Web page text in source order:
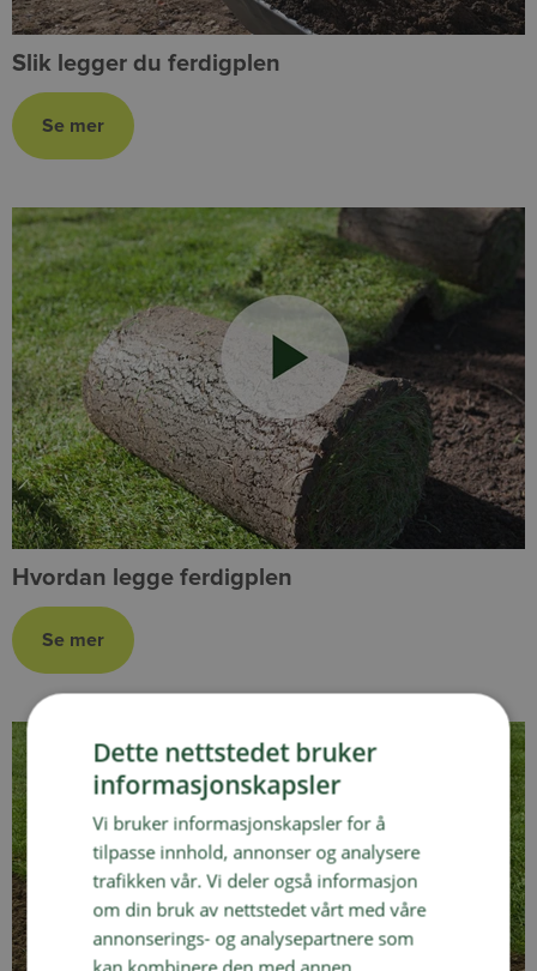
Slik legger du ferdigplen
Hvordan legge ferdigplen
Dette nettstedet bruker
informasjonskapsler
Vi bruker informasjonskapsler for å
tilpasse innhold, annonser og analysere
trafikken vår. Vi deler også informasjon
om din bruk av nettstedet vårt med våre
annonserings- og analysepartnere som